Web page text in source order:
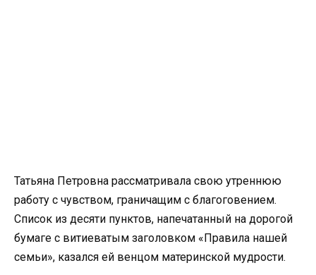
Татьяна Петровна рассматривала свою утреннюю
работу с чувством, граничащим с благоговением.
Список из десяти пунктов, напечатанный на дорогой
бумаге с витиеватым заголовком «Правила нашей
семьи», казался ей венцом материнской мудрости.